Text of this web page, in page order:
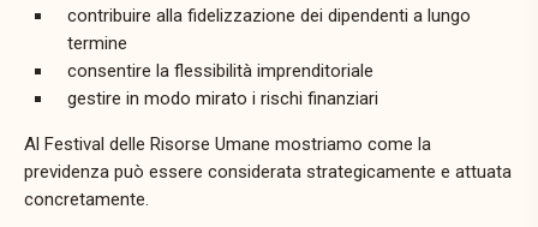
contribuire alla fidelizzazione dei dipendenti a lungo
termine
consentire la flessibilità imprenditoriale
gestire in modo mirato i rischi finanziari
Al Festival delle Risorse Umane mostriamo come la
previdenza può essere considerata strategicamente e attuata
concretamente.